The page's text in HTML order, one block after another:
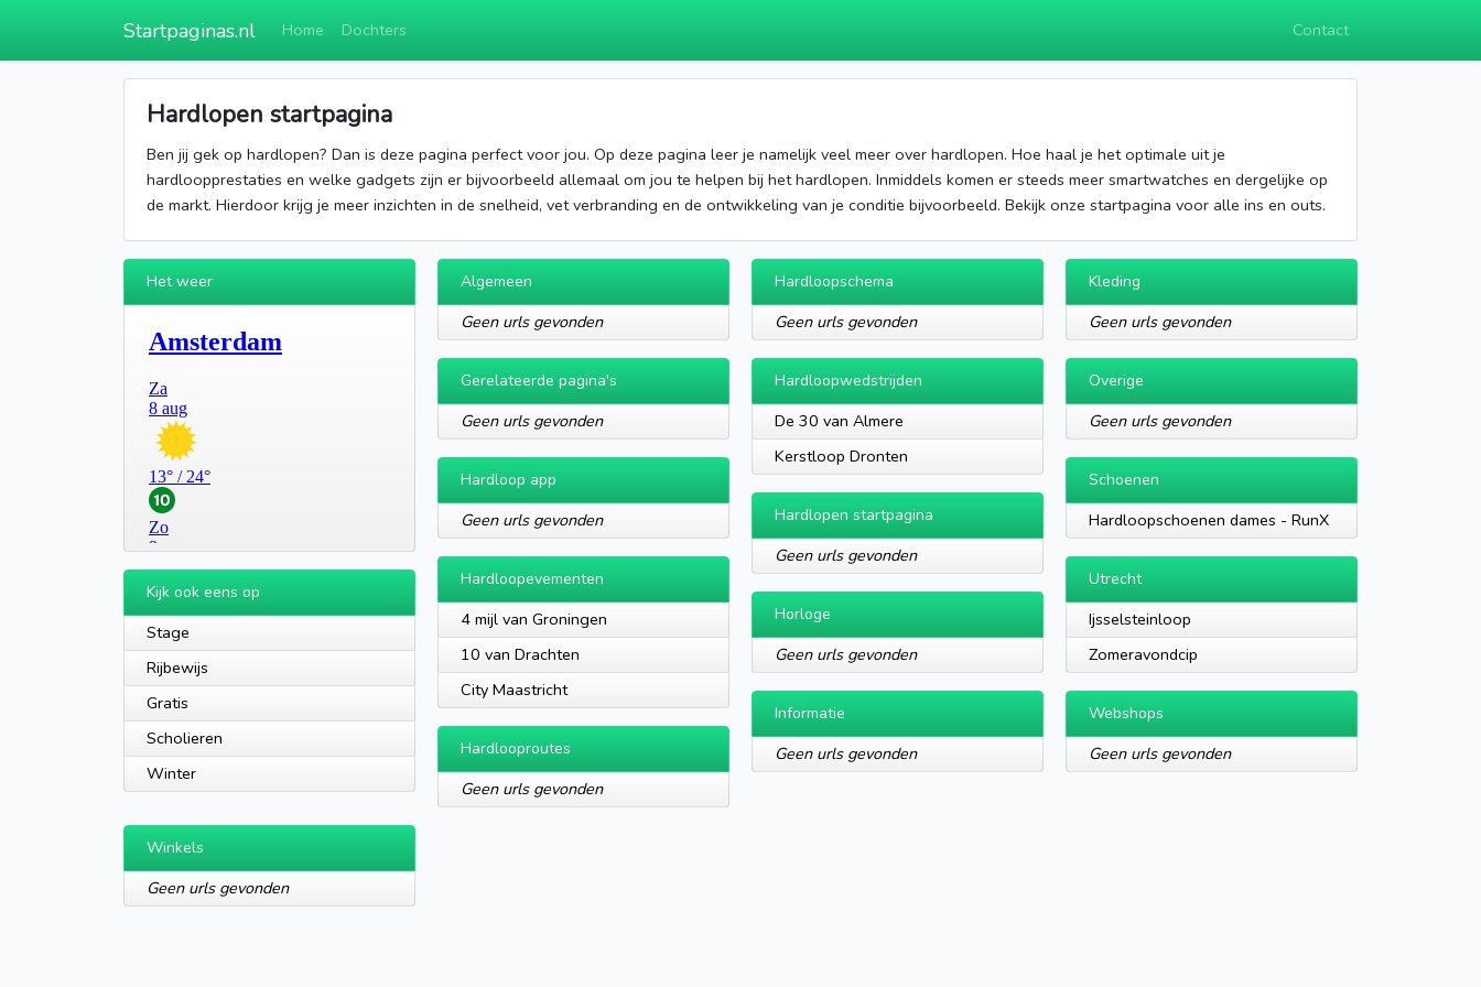
Startpaginas.nl Home Dochters Contact
Hardlopen startpagina
Ben jij gek op hardlopen? Dan is deze pagina perfect voor jou. Op deze pagina leer je namelijk veel meer over hardlopen. Hoe haal je het optimale uit je
hardloopprestaties en welke gadgets zijn er bijvoorbeeld allemaal om jou te helpen bij het hardlopen. Inmiddels komen er steeds meer smartwatches en dergelijke op
de markt. Hierdoor krijg je meer inzichten in de snelheid, vet verbranding en de ontwikkeling van je conditie bijvoorbeeld. Bekijk onze startpagina voor alle ins en outs.
Het weer
Kijk ook eens op
Stage
Rijbewijs
Gratis
Scholieren
Winter
Algemeen
Geen urls gevonden
Gerelateerde pagina's
Geen urls gevonden
Hardloop app
Geen urls gevonden
Hardloopevementen
4 mijl van Groningen
10 van Drachten
City Maastricht
Hardlooproutes
Geen urls gevonden
Hardloopschema
Geen urls gevonden
Hardloopwedstrijden
De 30 van Almere
Kerstloop Dronten
Hardlopen startpagina
Geen urls gevonden
Horloge
Geen urls gevonden
Informatie
Geen urls gevonden
Kleding
Geen urls gevonden
Overige
Geen urls gevonden
Schoenen
Hardloopschoenen dames - RunX
Utrecht
Ijsselsteinloop
Zomeravondcip
Webshops
Geen urls gevonden
Winkels
Geen urls gevonden